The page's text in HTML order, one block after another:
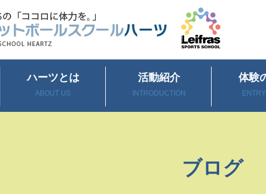
ハーツとは
ABOUT US
活動紹介
INTRODUCTION
体験
ブログ